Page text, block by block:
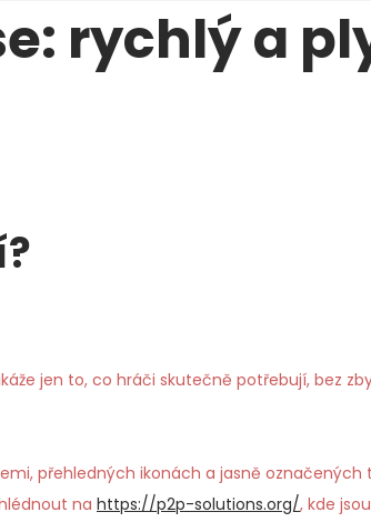
rychlý a
jen to, co hráči skutečně potřebují, bez
přehledných ikonách a jasně
na https://p2p-solutions.org/, kde